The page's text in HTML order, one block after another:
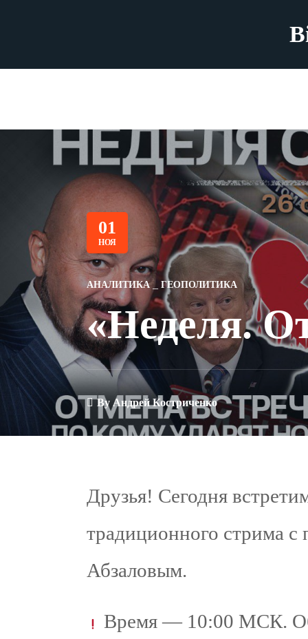
01
НОЯ
АНАЛИТИКА ГЕОПОЛИТИКА
«Неделя.
By Андрей Костриченко
Друзья! Сегодня
традиционного стрима
Абзаловым.
Время — 10:00 МСК.